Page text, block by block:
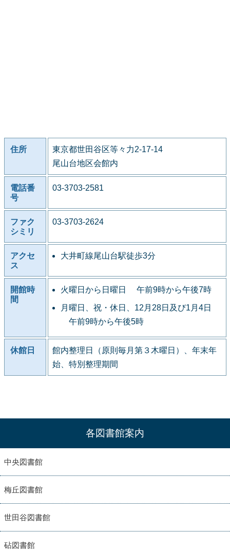
住所
東京都世田谷区等々力2-17-14
尾山台地区会館内
電話番
号
03-3703-2581
ファク
シミリ
03-3703-2624
アクセ
ス
大井町線尾山台駅徒歩3分
開館時
間
火曜日から日曜日 午前9時から午後7時
月曜日、祝・休日、12月28日及び1月4日
午前9時から午後5時
休館日
館内整理日（原則毎月第３木曜日）、年末年
始、特別整理期間
各図書館案内
中央図書館
梅丘図書館
世田谷図書館
砧図書館